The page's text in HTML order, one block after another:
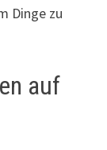
Dinge zu
auf